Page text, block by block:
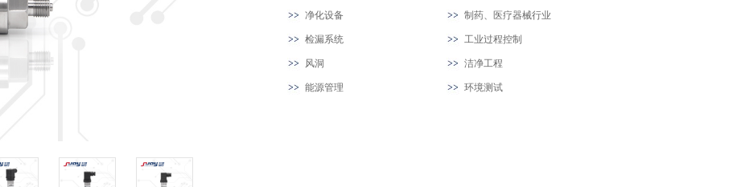
净化设备 制药、医疗器械行业
检漏系统 工业过程控制
风洞 洁净工程
能源管理 环境测试